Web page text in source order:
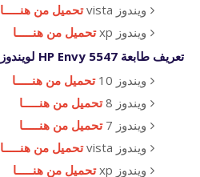
ويندوز vista
تحميل من هنـــــا
ويندوز xp
تحميل من هنـــــا
تعريف طابعة HP Envy 5547 لويندوز 64 بت
ويندوز 10
تحميل من هنـــــا
ويندوز 8
تحميل من هنـــــا
ويندوز 7
تحميل من هنـــــا
ويندوز vista
تحميل من هنـــــا
ويندوز xp
تحميل من هنـــــا